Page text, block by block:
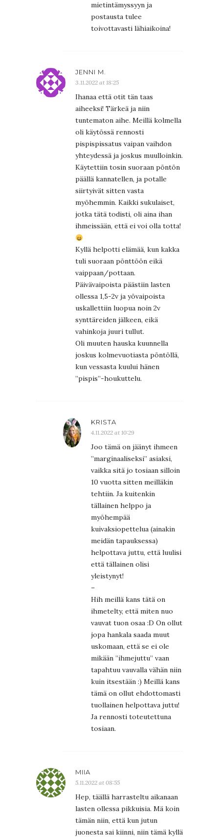
mietintämyssyyn ja
postausta tulee
toivottavasti lähiaikoina!
JENNI M.
3.11.2022 at 18:25
Ihanaa että otit tän taas
aiheeksi! Tärkeä ja niin
tuntematon aihe. Meillä kolmella
oli käytössä rennosti
pispispissatus vaipan vaihdon
yhteydessä ja joskus muulloinkin.
Käytettiin tosin suoraan pöntön
päällä kannatellen, ja potalle
siirtyivät sitten vasta
myöhemmin. Kaikki sukulaiset,
jotka tätä todisti, oli aina ihan
ihmeissään, että ei voi olla totta!
Kyllä helpotti elämää, kun kakka
tuli suoraan pönttöön eikä
vaippaan/pottaan.
Päivävaipoista päästiin lasten
ollessa 1,5-2v ja yövaipoista
uskallettiin luopua noin 2v
synttäreiden jälkeen, eikä
vahinkoja juuri tullut.
Oli muuten hauska kuunnella
joskus kolmevuotiasta pöntöllä,
kun vessasta kuului hänen
”pispis”-houkuttelu.
KRISTA
4.11.2022 at 10:29
Joo tämä on jäänyt ihmeen
”marginaaliseksi” asiaksi,
vaikka sitä jo tosiaan silloin
10 vuotta sitten meilläkin
tehtiin. Ja kuitenkin
tällainen helppo ja
myöhempää
kuivaksiopettelua (ainakin
meidän tapauksessa)
helpottava juttu, että luulisi
että tällainen olisi
yleistynyt!
–
Hih meillä kans tätä on
ihmetelty, että miten nuo
vauvat tuon osaa :D On ollut
jopa hankala saada muut
uskomaan, että se ei ole
mikään ”ihmejuttu” vaan
tapahtuu vauvalla vähän niin
kuin itsestään :) Meillä kans
tämä on ollut ehdottomasti
tuollainen helpottava juttu!
Ja rennosti toteutettuna
tosiaan.
MIIA
5.11.2022 at 08:55
Hep, täällä harrasteltu aikanaan
lasten ollessa pikkuisia. Mä koin
tämän niin, että kun jutun
juonesta sai kiinni, niin tämä kyllä